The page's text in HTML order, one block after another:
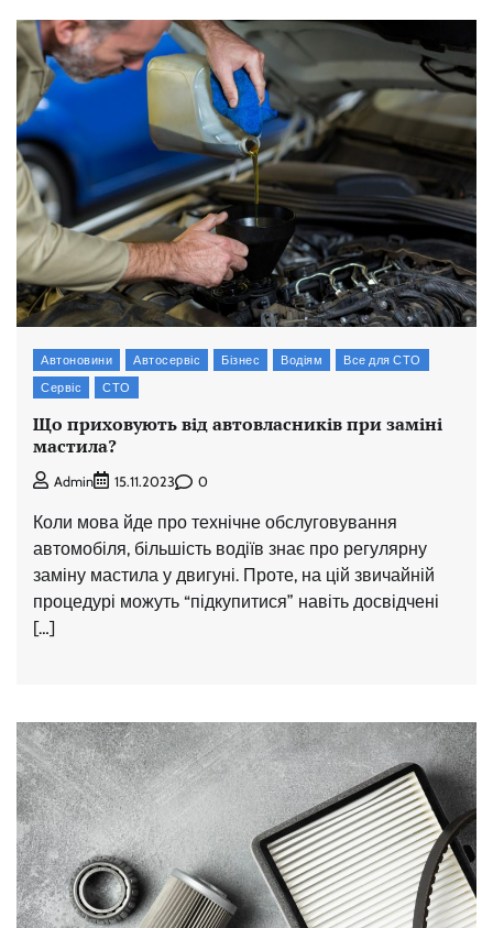
Автоновини Автосервіс Бізнес Водіям
Все для СТО
Сервіс
СТО
Що приховують від автовласників при заміні
мастила?
Admin 15.11.2023 0
Коли мова йде про технічне обслуговування
автомобіля, більшість водіїв знає про регулярну
заміну мастила у двигуні. Проте, на цій звичайній
процедурі можуть “підкупитися” навіть досвідчені
[…]